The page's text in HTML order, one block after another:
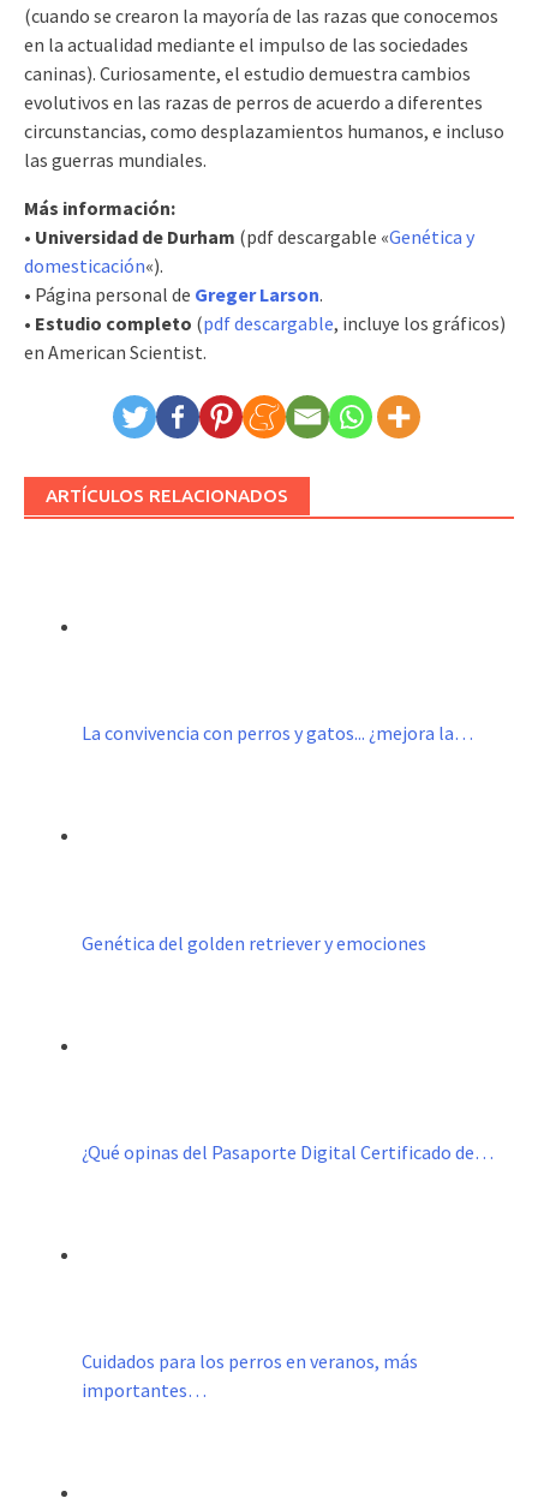
(cuando se crearon la mayoría de las razas que conocemos
en la actualidad mediante el impulso de las sociedades
caninas). Curiosamente, el estudio demuestra cambios
evolutivos en las razas de perros de acuerdo a diferentes
circunstancias, como desplazamientos humanos, e incluso
las guerras mundiales.
Más información:
• Universidad de Durham (pdf descargable «Genética y
domesticación«).
• Página personal de Greger Larson.
• Estudio completo (pdf descargable, incluye los gráficos)
en American Scientist.
ARTÍCULOS RELACIONADOS
La convivencia con perros y gatos... ¿mejora la…
Genética del golden retriever y emociones
¿Qué opinas del Pasaporte Digital Certificado de…
Cuidados para los perros en veranos, más
importantes…